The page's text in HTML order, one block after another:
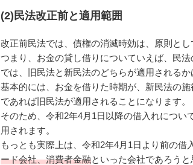
(2)民法改正前と適用範囲
改正前民法では、債権の消滅時効は、原則とし
つまり、お金の貸し借りについていえば、民
では、旧民法と新民法のどちらが適用される
基本的には、お金を借りた時期が、新民法の
であれば旧民法が適用されることになります。
そのため、令和2年4月1日以降の借入れにつ
用されます。
もっとも実際上は、令和2年4月1日より前の
ード会社、消費者金融といった会社であろうと